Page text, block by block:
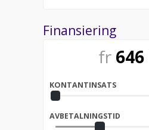
Finansiering
fr 646
KONTANTINSATS
AVBETALNINGSTID